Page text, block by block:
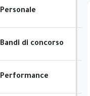
Personale
Bandi di concorso
Performance